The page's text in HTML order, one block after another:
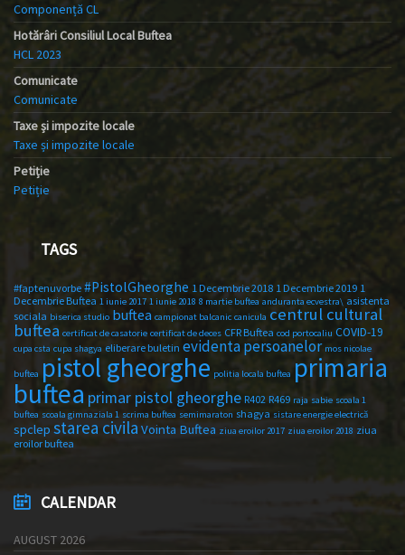
Componență CL
Hotărâri Consiliul Local Buftea
HCL 2023
Comunicate
Comunicate
Taxe și impozite locale
Taxe și impozite locale
Petiție
Petiție
TAGS
#faptenuvorbe #PistolGheorghe 1 Decembrie 2018 1 Decembrie 2019 1
Decembrie Buftea 1 iunie 2017 1 iunie 2018 8 martie buftea anduranta ecvestra\ asistenta
sociala biserica studio buftea campionat balcanic canicula centrul cultural
buftea certificat de casatorie certificat de deces CFR Buftea cod portocaliu COVID-19
cupa csta cupa shagya eliberare buletin evidenta persoanelor mos nicolae
buftea pistol gheorghe politia locala buftea primaria
buftea primar pistol gheorghe R402 R469 raja sabie scoala 1
buftea scoala gimnaziala 1 scrima buftea semimaraton shagya sistare energie electrică
spclep starea civila Vointa Buftea ziua eroilor 2017 ziua eroilor 2018 ziua
eroilor buftea
CALENDAR
AUGUST 2026